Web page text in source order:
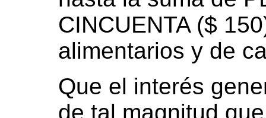
CINCUENTA ($
alimentarios y de
Que el interés
de tal magnitud